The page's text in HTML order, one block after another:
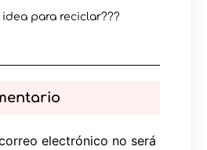
para reciclar???
electrónico no será